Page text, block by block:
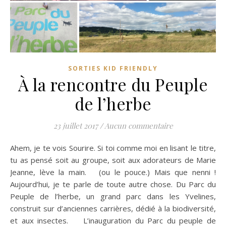
SORTIES KID FRIENDLY
À la rencontre du Peuple
de l’herbe
23 juillet 2017 /Aucun commentaire
Ahem, je te vois Sourire. Si toi comme moi en lisant le titre,
tu as pensé soit au groupe, soit aux adorateurs de Marie
Jeanne, lève la main. (ou le pouce.) Mais que nenni !
Aujourd’hui, je te parle de toute autre chose. Du Parc du
Peuple de l’herbe, un grand parc dans les Yvelines,
construit sur d’anciennes carrières, dédié à la biodiversité,
et aux insectes. L’inauguration du Parc du peuple de